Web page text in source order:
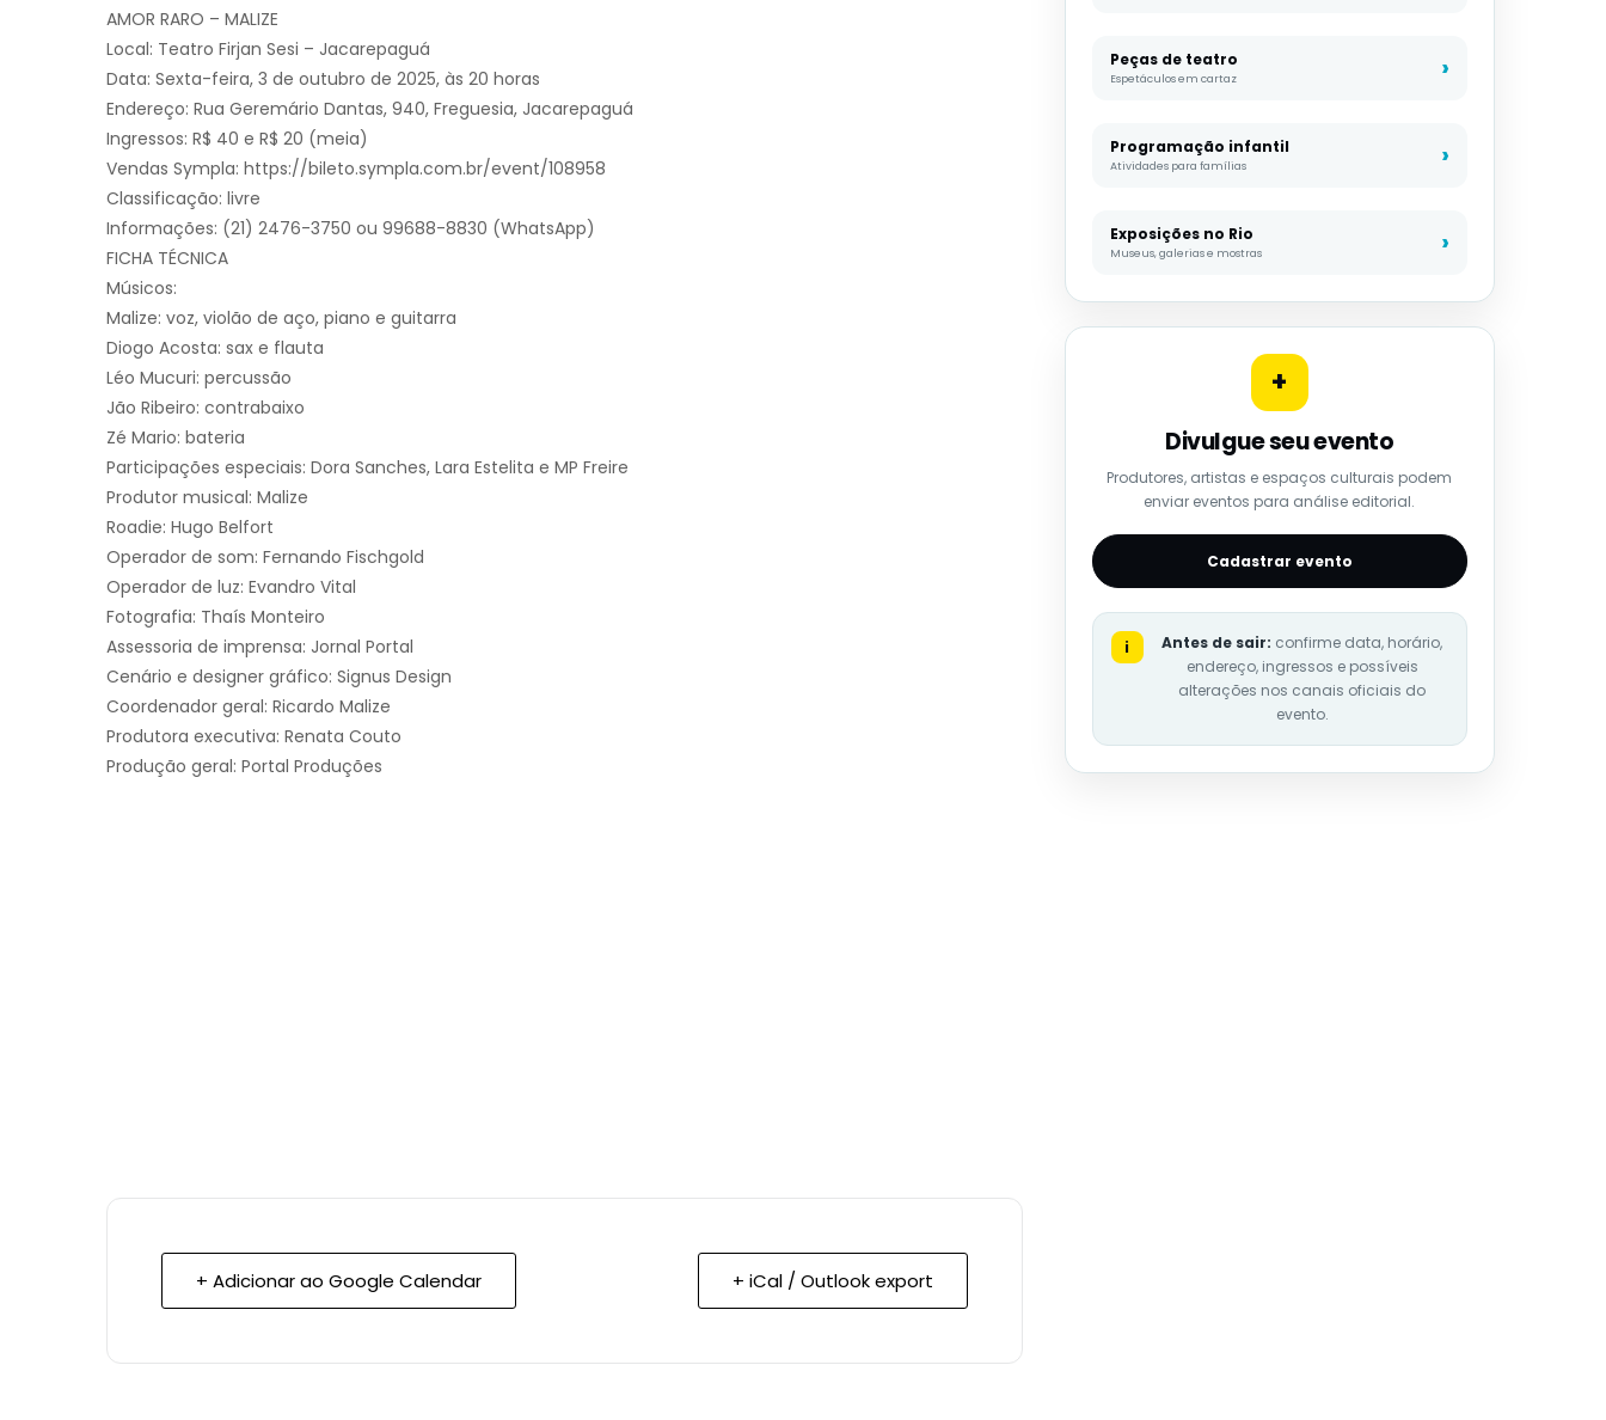
AMOR RARO – MALIZE
Local: Teatro Firjan Sesi – Jacarepaguá
Data: Sexta-feira, 3 de outubro de 2025, às 20 horas
Endereço: Rua Geremário Dantas, 940, Freguesia, Jacarepaguá
Ingressos: R$ 40 e R$ 20 (meia)
Vendas Sympla: https://bileto.sympla.com.br/event/108958
Classificação: livre
Informações: (21) 2476-3750 ou 99688-8830 (WhatsApp)
FICHA TÉCNICA
Músicos:
Malize: voz, violão de aço, piano e guitarra
Diogo Acosta: sax e flauta
Léo Mucuri: percussão
Jão Ribeiro: contrabaixo
Zé Mario: bateria
Participações especiais: Dora Sanches, Lara Estelita e MP Freire
Produtor musical: Malize
Roadie: Hugo Belfort
Operador de som: Fernando Fischgold
Operador de luz: Evandro Vital
Fotografia: Thaís Monteiro
Assessoria de imprensa: Jornal Portal
Cenário e designer gráfico: Signus Design
Coordenador geral: Ricardo Malize
Produtora executiva: Renata Couto
Produção geral: Portal Produções
+ Adicionar ao Google Calendar + iCal / Outlook export
Peças de teatro
Espetáculos em cartaz
Programação infantil
Atividades para famílias
Exposições no Rio
Museus, galerias e mostras
+
Divulgue seu evento
Produtores, artistas e espaços culturais podem
enviar eventos para análise editorial.
Cadastrar evento
i Antes de sair: confirme data, horário,
endereço, ingressos e possíveis
alterações nos canais oficiais do
evento.